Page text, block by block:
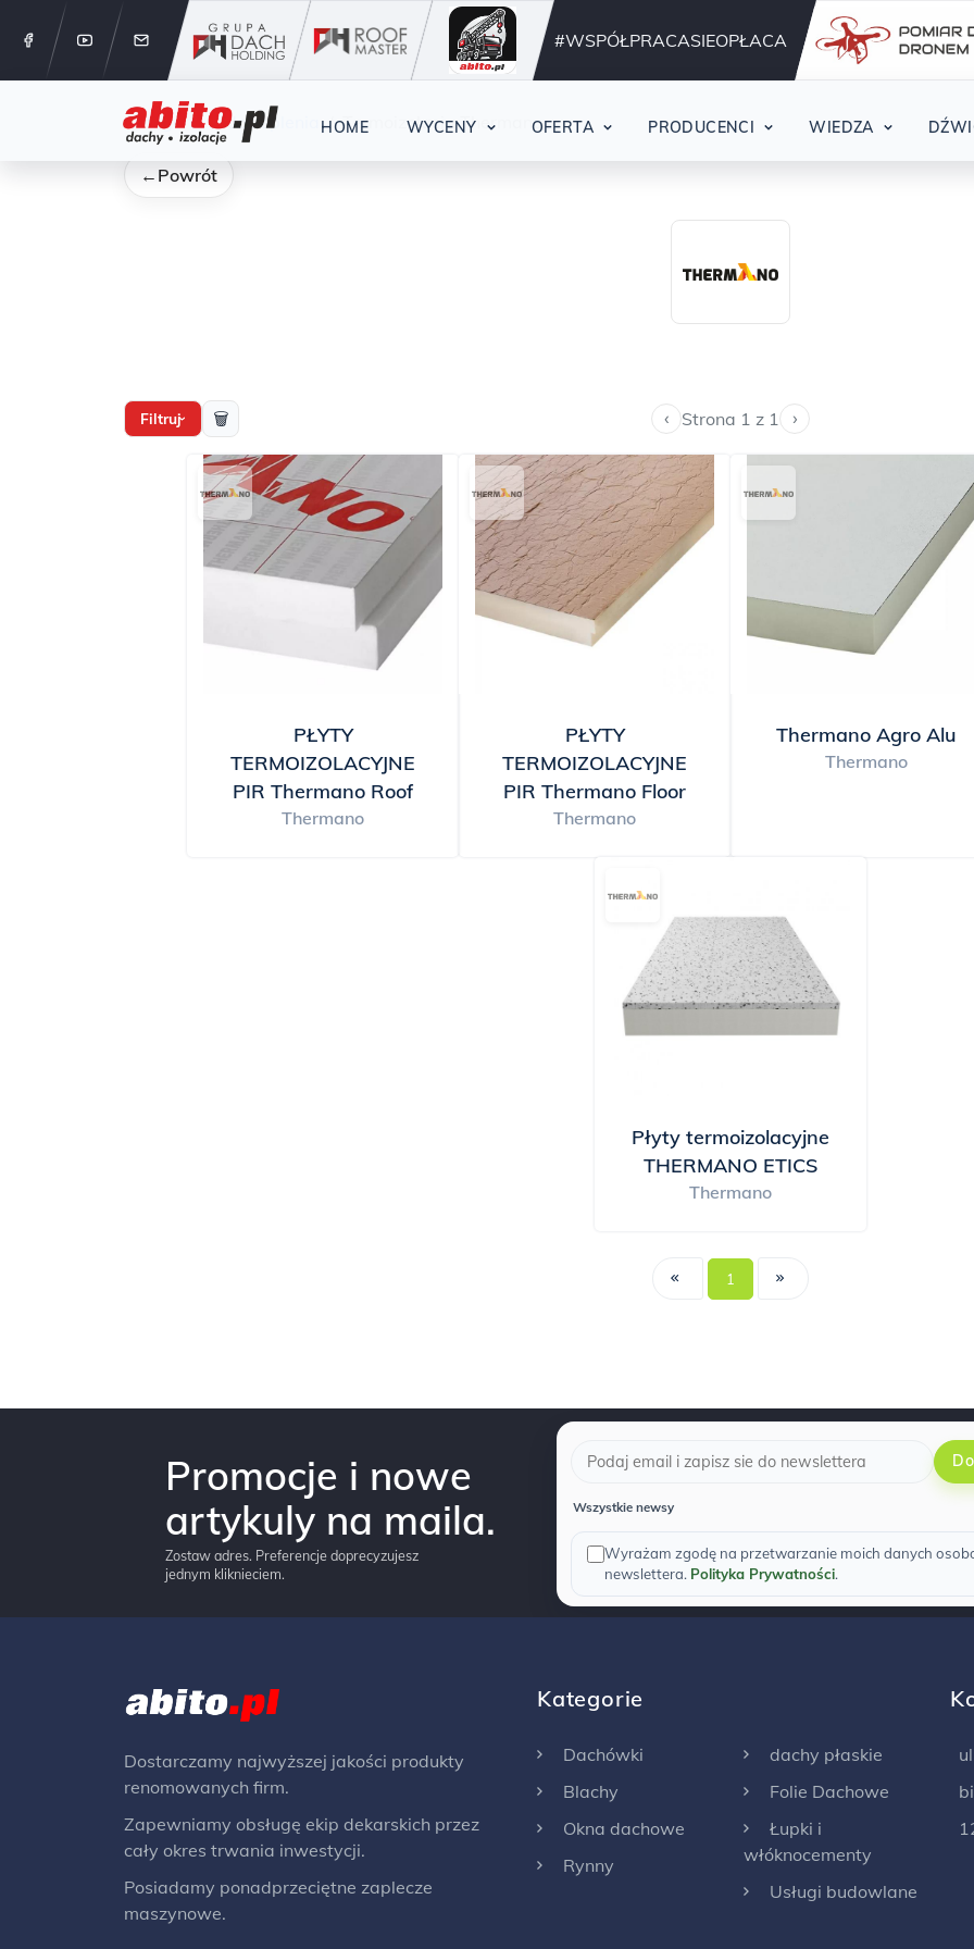
12 288 24 42 Działamy
#WSPÓŁPRACASIEOPŁACA
HOME WYCENY OFERTA PRODUCENCI WIEDZA
Kategorie docieplenia Termoizolacja Thermano
← Powrót
Filtruj› 🗑 ‹ Strona 1 z 1 ›
PŁYTY
TERMOIZOLACYJNE
PIR Thermano Roof
Thermano
PŁYTY
TERMOIZOLACYJNE
PIR Thermano Floor
Thermano
Thermano Agro Alu
Thermano
Płyty termoizolacyjne
THERMANO ETICS
Thermano
1
Promocje i nowe
artykuly na maila.
Zostaw adres. Preferencje doprecyzujesz
jednym kliknieciem.
Wszystkie newsy
Wyrażam zgodę na przetwarzanie moich danych
newslettera. Polityka Prywatności.
Dostarczamy najwyższej jakości produkty
renomowanych firm.
Zapewniamy obsługę ekip dekarskich przez
cały okres trwania inwestycji.
Posiadamy ponadprzeciętne zaplecze
maszynowe.
Kategorie
Dachówki
Blachy
Okna dachowe
Rynny
dachy płaskie
Folie Dachowe
Łupki i
włóknocementy
Usługi budowlane